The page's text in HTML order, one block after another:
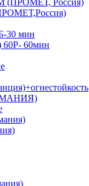
(ПРОМЕТ, Россия)
30 мин
60Р- 60мин